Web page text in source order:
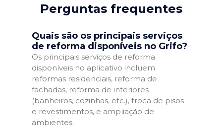
Perguntas frequentes
Quais são os principais serviços
de reforma disponíveis no Grifo?
Os principais serviços de reforma
disponíveis no aplicativo incluem
reformas residenciais, reforma de
fachadas, reforma de interiores
(banheiros, cozinhas, etc.), troca de pisos
e revestimentos, e ampliação de
ambientes.